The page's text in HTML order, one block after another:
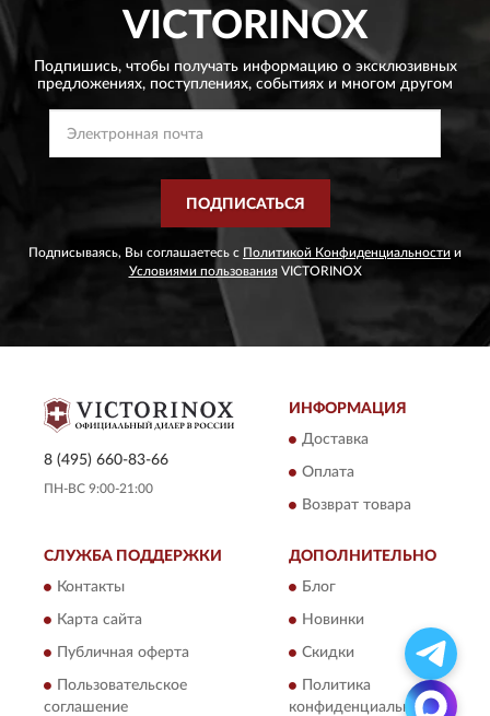
VICTORINOX
Подпишись, чтобы получать информацию о эксклюзивных
предложениях, поступлениях, событиях и многом другом
ПОДПИСАТЬСЯ
Подписываясь, Вы соглашаетесь с Политикой Конфиденциальности и
Условиями пользованияVICTORINOX
8 (495) 660-83-66
ПН-ВС 9:00-21:00
ИНФОРМАЦИЯ
Доставка
Оплата
Возврат товара
СЛУЖБА ПОДДЕРЖКИ
Контакты
Карта сайта
Публичная оферта
Пользовательское
соглашение
ДОПОЛНИТЕЛЬНО
Блог
Новинки
Скидки
Политика
конфиденциальности